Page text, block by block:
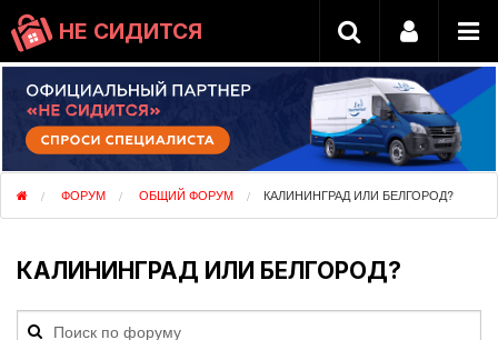
НЕ СИДИТСЯ
ФОРУМ ОБЩИЙ ФОРУМ КАЛИНИНГРАД ИЛИ БЕЛГОРОД?
КАЛИНИНГРАД ИЛИ БЕЛГОРОД?